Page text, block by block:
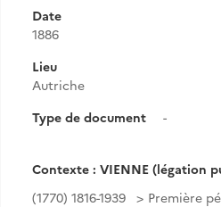
Date
1886
Lieu
Autriche
Type de document
-
Contexte : VIENNE (légation
(1770) 1816-1939
Première